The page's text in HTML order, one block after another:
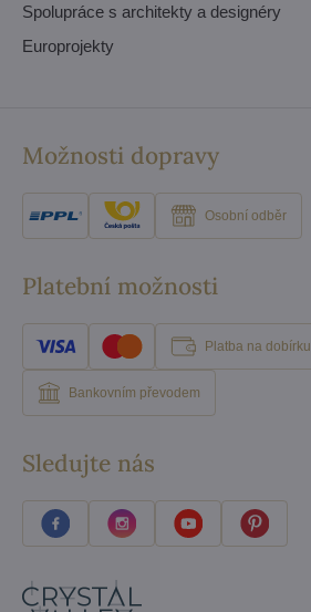
Spolupráce s architekty a designéry
Europrojekty
Možnosti dopravy
Osobní odběr
Platební možnosti
Platba na dobírku
Bankovním převodem
Sledujte nás